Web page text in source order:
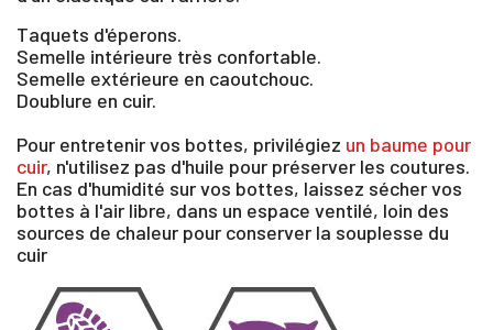
Taquets d'éperons.
Semelle intérieure très confortable.
Semelle extérieure en caoutchouc.
Doublure en cuir.
Pour entretenir vos bottes, privilégiez un baume pour
cuir, n'utilisez pas d'huile pour préserver les coutures.
En cas d'humidité sur vos bottes, laissez sécher vos
bottes à l'air libre, dans un espace ventilé, loin des
sources de chaleur pour conserver la souplesse du
cuir